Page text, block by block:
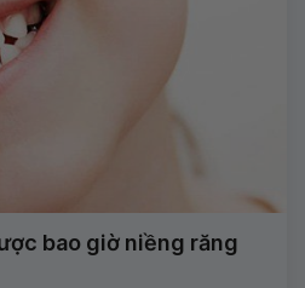
bao giờ niềng răng